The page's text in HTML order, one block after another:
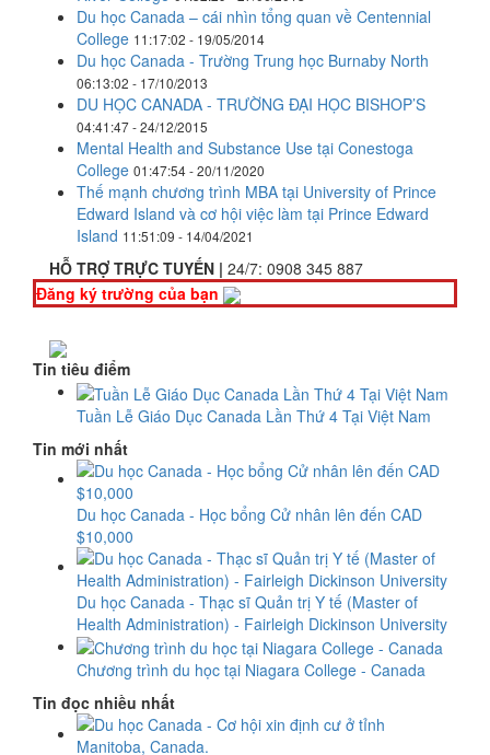
Du học Canada – cái nhìn tổng quan về Centennial
College 11:17:02 - 19/05/2014
Du học Canada - Trường Trung học Burnaby North
06:13:02 - 17/10/2013
DU HỌC CANADA - TRƯỜNG ĐẠI HỌC BISHOP’S
04:41:47 - 24/12/2015
Mental Health and Substance Use tại Conestoga
College 01:47:54 - 20/11/2020
Thế mạnh chương trình MBA tại University of Prince
Edward Island và cơ hội việc làm tại Prince Edward
Island 11:51:09 - 14/04/2021
HỖ TRỢ TRỰC TUYẾN | 24/7: 0908 345 887
Đăng ký trường của bạn
Tin tiêu điểm
Tuần Lễ Giáo Dục Canada Lần Thứ 4 Tại Việt Nam
Tin mới nhất
Du học Canada - Học bổng Cử nhân lên đến CAD
$10,000
Du học Canada - Thạc sĩ Quản trị Y tế (Master of
Health Administration) - Fairleigh Dickinson University
Chương trình du học tại Niagara College - Canada
Tin đọc nhiều nhất